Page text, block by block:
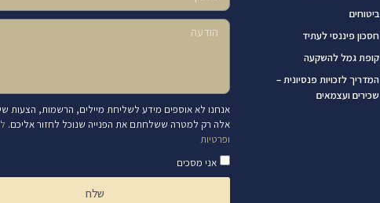
ביטוחים
חסכון פיננסי לעתיד
קופת גמל להשקעה
המדריך לזכויות פנסיונית –
שכירים ועצמאים
אנחנו לא אוספים מידע לשליחת מיילים, הרשמות, הצעות
אלה רק למטרה ששלחתם את הפנייה שנוכל לחזור אליכם.
ופרטיות
אני מסכים
שלח